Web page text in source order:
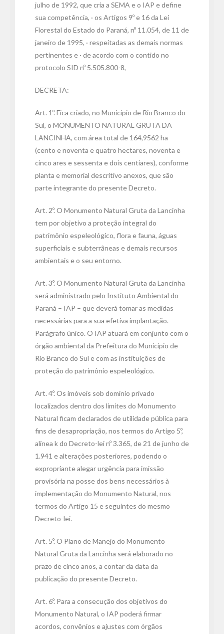
julho de 1992, que cria a SEMA e o IAP e define
sua competência, · os Artigos 9º e 16 da Lei
Florestal do Estado do Paraná, nº 11.054, de 11 de
janeiro de 1995, · respeitadas as demais normas
pertinentes e · de acordo com o contido no
protocolo SID nº 5.505.800-8,
DECRETA:
Art. 1º. Fica criado, no Município de Rio Branco do
Sul, o MONUMENTO NATURAL GRUTA DA
LANCINHA, com área total de 164,9562 ha
(cento e noventa e quatro hectares, noventa e
cinco ares e sessenta e dois centiares), conforme
planta e memorial descritivo anexos, que são
parte integrante do presente Decreto.
Art. 2º. O Monumento Natural Gruta da Lancinha
tem por objetivo a proteção integral do
patrimônio espeleológico, flora e fauna, águas
superficiais e subterrâneas e demais recursos
ambientais e o seu entorno.
Art. 3º. O Monumento Natural Gruta da Lancinha
será administrado pelo Instituto Ambiental do
Paraná – IAP – que deverá tomar as medidas
necessárias para a sua efetiva implantação.
Parágrafo único. O IAP atuará em conjunto com o
órgão ambiental da Prefeitura do Município de
Rio Branco do Sul e com as instituições de
proteção do patrimônio espeleológico.
Art. 4º. Os imóveis sob domínio privado
localizados dentro dos limites do Monumento
Natural ficam declarados de utilidade pública para
fins de desapropriação, nos termos do Artigo 5º,
alínea k do Decreto-lei nº 3.365, de 21 de junho de
1.941 e alterações posteriores, podendo o
expropriante alegar urgência para imissão
provisória na posse dos bens necessários à
implementação do Monumento Natural, nos
termos do Artigo 15 e seguintes do mesmo
Decreto-lei.
Art. 5º. O Plano de Manejo do Monumento
Natural Gruta da Lancinha será elaborado no
prazo de cinco anos, a contar da data da
publicação do presente Decreto.
Art. 6º. Para a consecução dos objetivos do
Monumento Natural, o IAP poderá firmar
acordos, convênios e ajustes com órgãos